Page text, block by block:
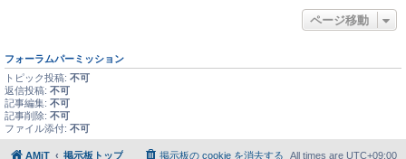
ページ移動
フォーラムパーミッション
トピック投稿: 不可
返信投稿: 不可
記事編集: 不可
記事削除: 不可
ファイル添付: 不可
AMiT 掲示板トップ All times are UTC+09:00
掲示板の cookie を消去する